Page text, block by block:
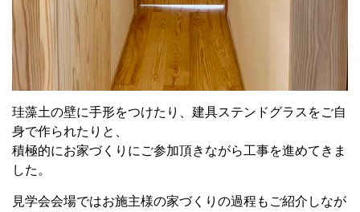
珪藻土の壁に手形をつけたり、建具ステンドグラスをご自
身で作られたりと、
積極的にお家づくりにご参加頂きながら工事を進めてきま
した。
見学会会場ではお施主様の家づくりの過程もご紹介しなが